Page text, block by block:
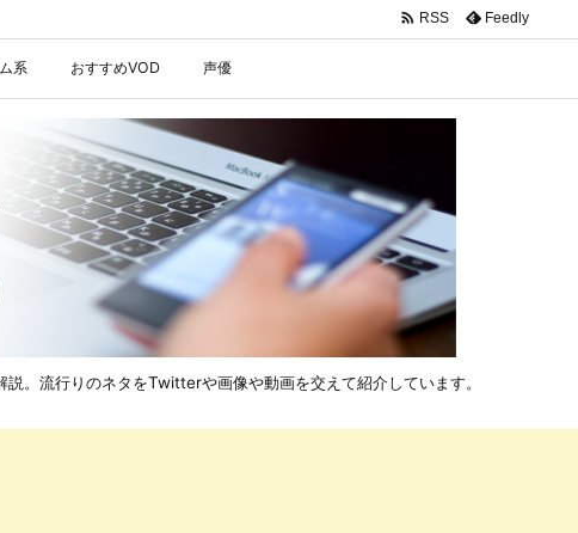
系 おすすめVOD 声優
 RSS Feedly
。流行りのネタをTwitterや画像や動画を交えて紹介しています。